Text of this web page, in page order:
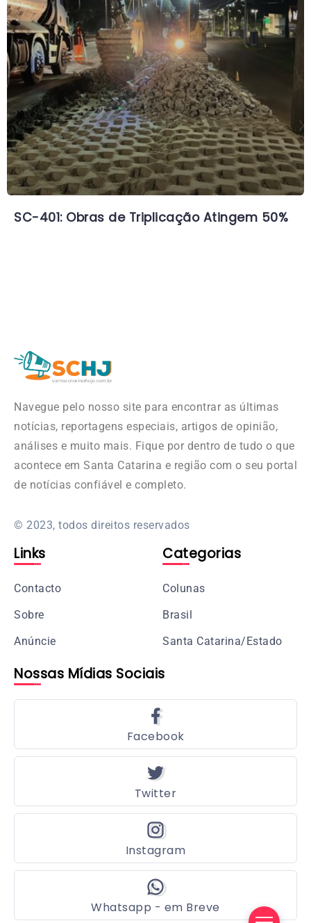
SC-401: Obras de Triplicação Atingem 50%
Navegue pelo nosso site para encontrar as últimas
notícias, reportagens especiais, artigos de opinião,
análises e muito mais. Fique por dentro de tudo o que
acontece em Santa Catarina e região com o seu portal
de notícias confiável e completo.
© 2023, todos direitos reservados
Links
Contacto
Sobre
Anúncie
Categorias
Colunas
Brasil
Santa Catarina/Estado
Nossas Mídias Sociais
Facebook
Twitter
Instagram
Whatsapp - em Breve